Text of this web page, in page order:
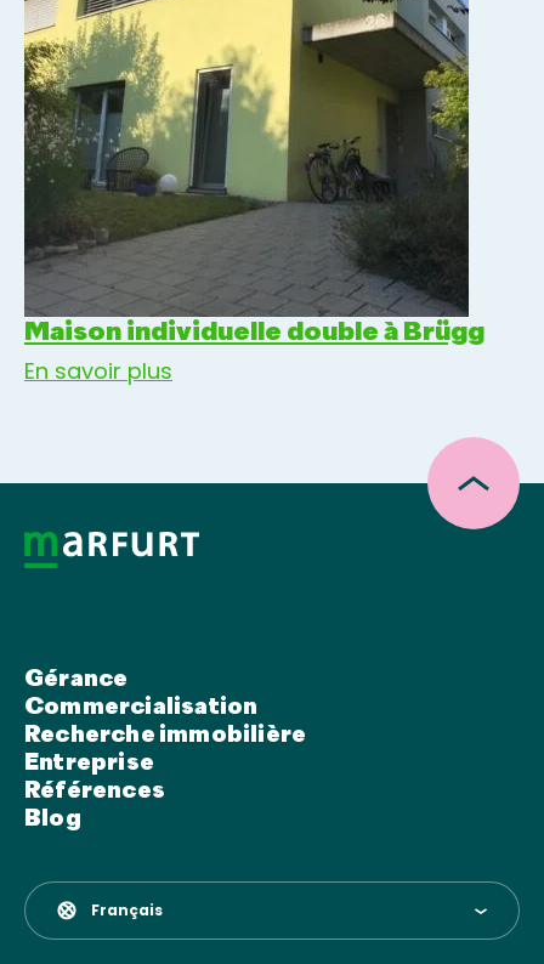
Maison individuelle double à Brügg
En savoir plus
Gérance
Commercialisation
Recherche immobilière
Entreprise
Références
Blog
Français